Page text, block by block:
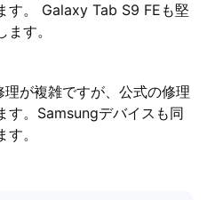
す。 Galaxy Tab S9 FEも堅
す。
が複雑ですが、公式の修理
す。Samsungデバイスも同
。